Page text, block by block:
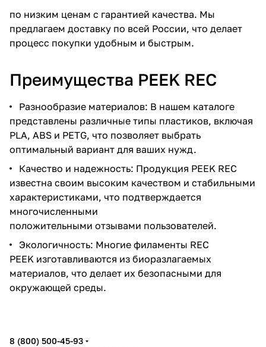
по низким ценам с гарантией качества. Мы
предлагаем доставку по всей России, что делает
процесс покупки удобным и быстрым.
Преимущества PEEK REC
Разнообразие материалов: В нашем каталоге
представлены различные типы пластиков, включая
PLA, ABS и PETG, что позволяет выбрать
оптимальный вариант для ваших нужд.
Качество и надежность: Продукция PEEK REC
известна своим высоким качеством и стабильными
характеристиками, что подтверждается
многочисленными
положительными отзывами пользователей.
Экологичность: Многие филаменты REC
PEEK изготавливаются из биоразлагаемых
материалов, что делает их безопасными для
окружающей среды.
8 (800) 500-45-93